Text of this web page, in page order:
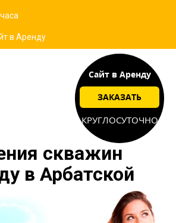
скважин
в Арбатской
Сайт в Аренду
ЗАКАЗАТЬ
КРУГЛОСУТОЧНО
в Аренду